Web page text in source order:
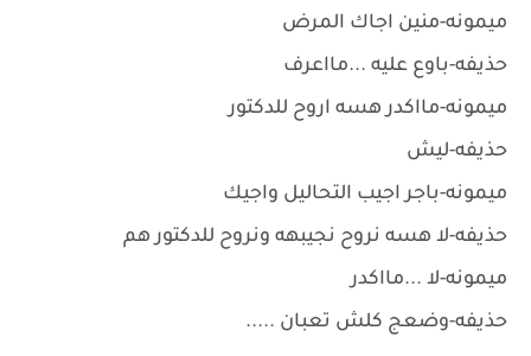
ميمونه-منين اجاك المرض
حذيفه-باوع عليه ...مااعرف
ميمونه-مااكدر هسه اروح للدكتور
حذيفه-ليش
ميمونه-باجر اجيب التحاليل واجيك
حذيفه-لا هسه نروح نجيبهه ونروح للدكتور هم
ميمونه-لا ...مااكدر
حذيفه-وضعج كلش تعبان .....